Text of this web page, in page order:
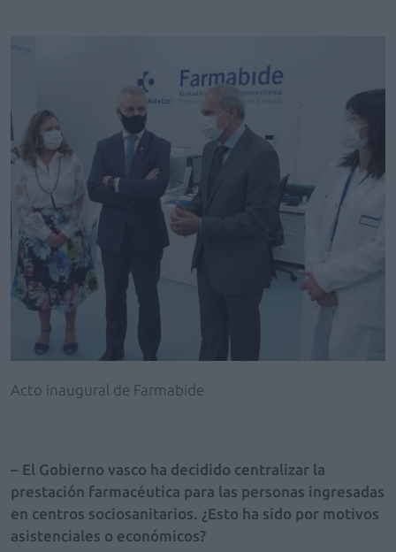
Acto inaugural de Farmabide
– El Gobierno vasco ha decidido centralizar la
prestación farmacéutica para las personas ingresadas
en centros sociosanitarios. ¿Esto ha sido por motivos
asistenciales o económicos?